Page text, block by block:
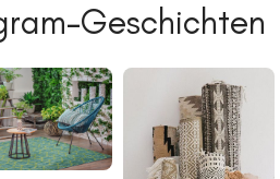
Geschichten